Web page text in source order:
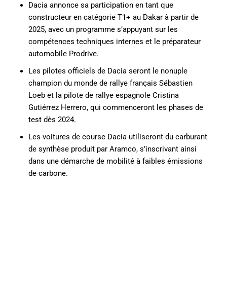
Dacia annonce sa participation en tant que
constructeur en catégorie T1+ au Dakar à partir de
2025, avec un programme s’appuyant sur les
compétences techniques internes et le préparateur
automobile Prodrive.
Les pilotes officiels de Dacia seront le nonuple
champion du monde de rallye français Sébastien
Loeb et la pilote de rallye espagnole Cristina
Gutiérrez Herrero, qui commenceront les phases de
test dès 2024.
Les voitures de course Dacia utiliseront du carburant
de synthèse produit par Aramco, s’inscrivant ainsi
dans une démarche de mobilité à faibles émissions
de carbone.